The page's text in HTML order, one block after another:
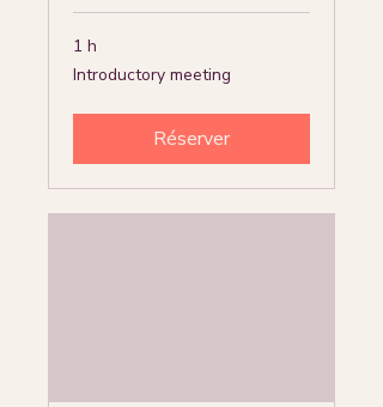
1 h
Introductory
meeting
Introductory meeting
Réserver